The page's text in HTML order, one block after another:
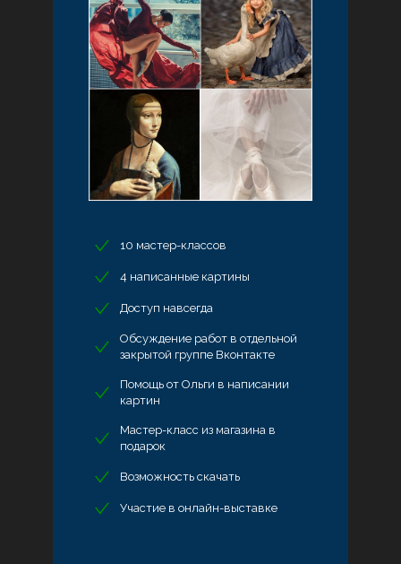
10 мастер-классов
4 написанные картины
Доступ навсегда
Обсуждение работ в отдельной
закрытой группе Вконтакте
Помощь от Ольги в написании
картин
Мастер-класс из магазина в
подарок
Возможность скачать
Участие в онлайн-выставке